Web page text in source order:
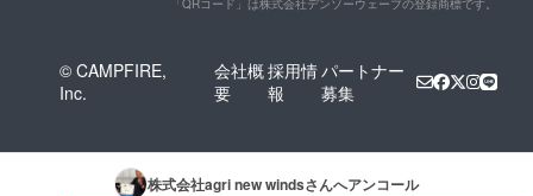
「QRコード」は株式会社デンソーウェーブの登録商標です。
© CAMPFIRE,
Inc.
会社概
要
採用情
報
パートナー
募集
株式会社agri new windsさんへアンコール